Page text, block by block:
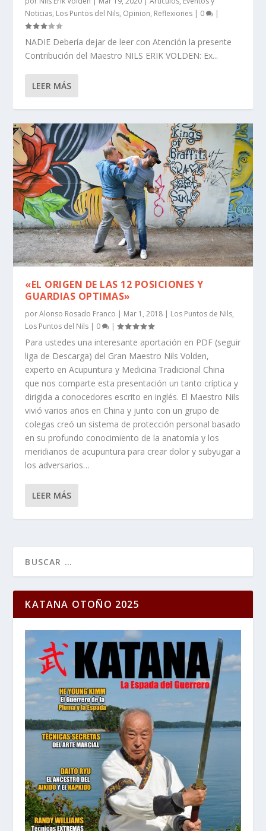
Noticias, Los Puntos del Nils, Opinion, Reflexiones | 0 |
NADIE Debería dejar de leer con Atención la presente
Contribución del Maestro NILS ERIK VOLDEN: Ex...
LEER MÁS
«EL ORIGEN DE LAS 12 POSICIONES Y
GUARDIAS OPTIMAS»
porAlonso Rosado Franco | Mar 1, 2018 | Los Puntos de Nils,
Los Puntos del Nils | 0 |
Para ustedes una interesante aportación en PDF (seguir
liga de Descarga) del Gran Maestro Nils Volden,
experto en Acupuntura y Medicina Tradicional China
que nos comparte esta presentación un tanto críptica y
dirigida a conocedores escrito en inglés. El Maestro Nils
vivió varios años en China y junto con un grupo de
colegas creó un sistema de protección personal basado
en su profundo conocimiento de la anatomía y los
meridianos de acupuntura para crear dolor y subyugar a
los adversarios…
LEER MÁS
KATANA OTOÑO 2025